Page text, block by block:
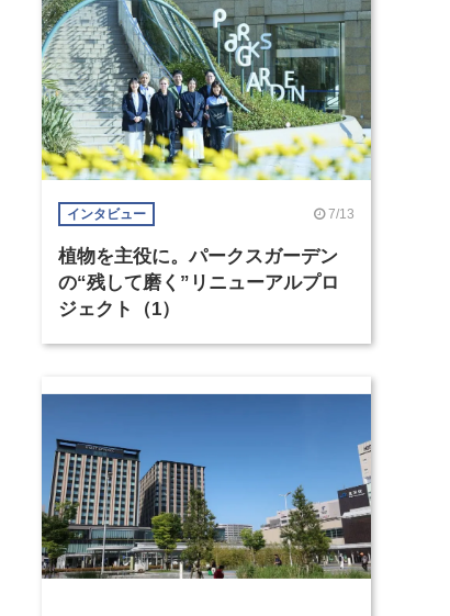
インタビュー 7/13
植物を主役に。パークスガーデン
の“残して磨く”リニューアルプロ
ジェクト（1）